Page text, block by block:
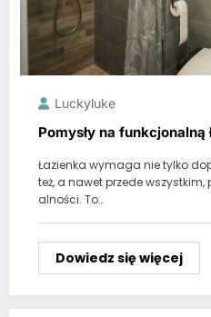
Luckyluke
Pomysły na funkcjonalną
Łazienka wymaga nie tylko
też, a nawet przede
alności. To…
Dowiedz się więcej